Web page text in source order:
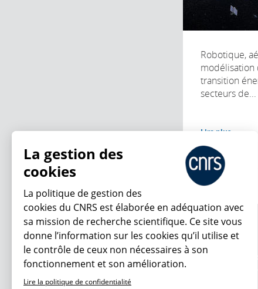
Robotique,
modélisation
transition
secteurs de...
Lire plus
Charte
Données
En ce moment
La gestion des
cookies
La politique de gestion des
cookies du CNRS est élaborée en adéquation avec
sa mission de recherche scientifique. Ce site vous
donne l’information sur les cookies qu’il utilise et
le contrôle de ceux non nécessaires à son
fonctionnement et son amélioration.
Lire la politique de confidentialité